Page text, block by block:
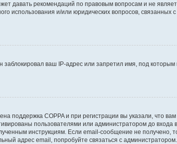
давать рекомендаций по правовым вопросам и не
использования и/или юридических вопросов, связанных
ваш IP-адрес или запретил имя, под
поддержка COPPA и при регистрации вы указали, что
пользователями или администратором до входа
инструкциям. Если email-сообщение не получено,
адрес email, попробуйте связаться с администратором.